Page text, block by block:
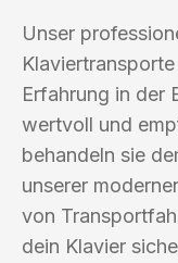
Unser
Erfahrung in der
wertvoll und
behandeln sie
unserer
von
dein Klavier